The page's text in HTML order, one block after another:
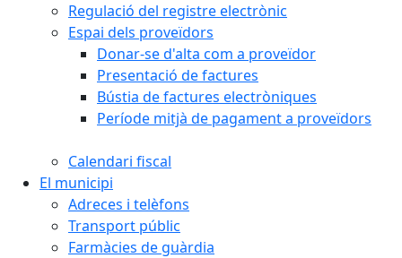
Regulació del registre electrònic
Espai dels proveïdors
Donar-se d'alta com a proveïdor
Presentació de factures
Bústia de factures electròniques
Període mitjà de pagament a proveïdors
Calendari fiscal
El municipi
Adreces i telèfons
Transport públic
Farmàcies de guàrdia